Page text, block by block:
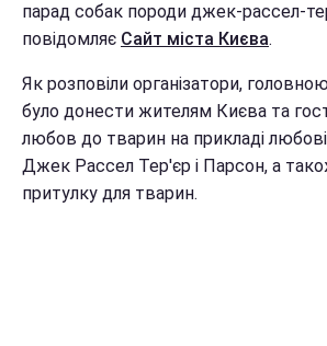
парад собак породи джек-рассел-
повідомляє Сайт міста Києва.
Як розповіли організатори,
було донести жителям Києва та
любов до тварин на прикладі
Джек Рассел Тер'єр і Парсон, а
притулку для тварин.